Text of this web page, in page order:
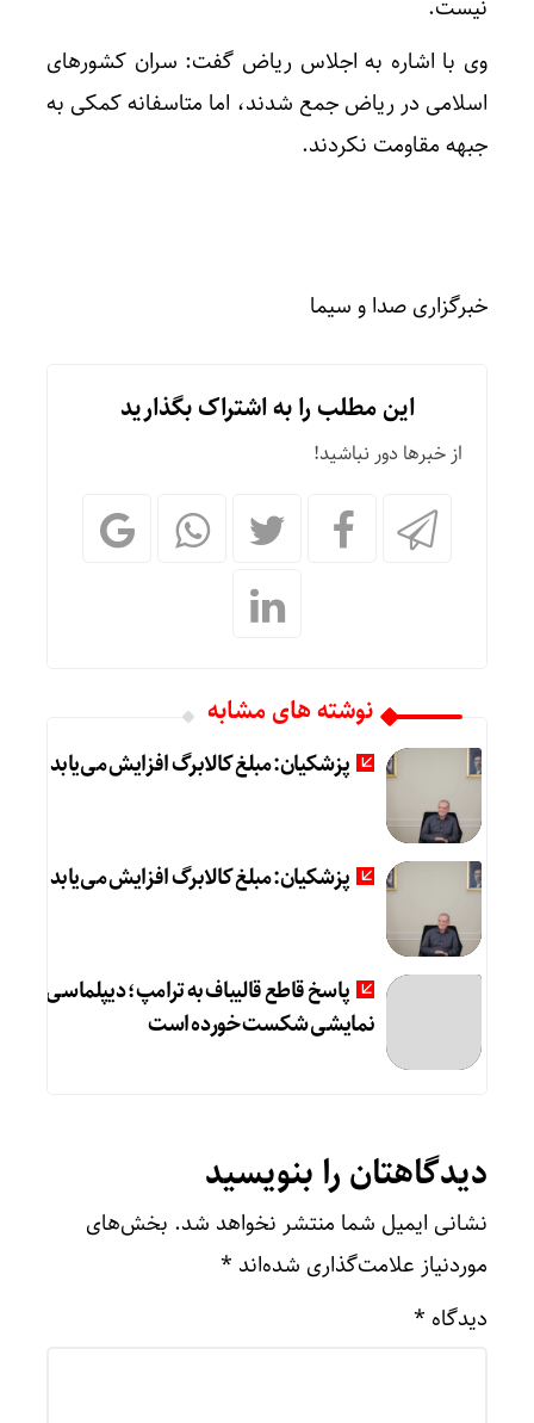
نیست.
وی با اشاره به اجلاس ریاض گفت: سران کشور‌های
اسلامی در ریاض جمع شدند، اما متاسفانه کمکی به
جبهه مقاومت نکردند.
خبرگزاری صدا و سیما
این مطلب را به اشتراک بگذارید
از خبرها دور نباشید!
نوشته های مشابه
پزشکیان: مبلغ کالابرگ افزایش می‌یابد
پزشکیان: مبلغ کالابرگ افزایش می‌یابد
پاسخ قاطع قالیباف به ترامپ؛ دیپلماسی
نمایشی شکست خورده است
دیدگاهتان را بنویسید
نشانی ایمیل شما منتشر نخواهد شد. بخش‌های
موردنیاز علامت‌گذاری شده‌اند *
دیدگاه *